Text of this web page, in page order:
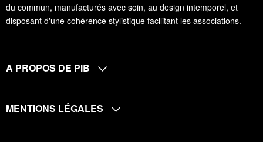
du commun, manufacturés avec soin, au design intemporel, et
disposant d'une cohérence stylistique facilitant les associations.
A PROPOS DE PIB
MENTIONS LÉGALES